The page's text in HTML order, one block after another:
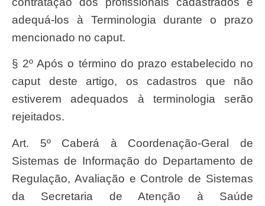
adequá-los à Terminologia durante o prazo
mencionado no caput.
§ 2º Após o término do prazo estabelecido no
caput deste artigo, os cadastros que não
estiverem adequados à terminologia serão
rejeitados.
Art. 5º Caberá à Coordenação-Geral de
Sistemas de Informação do Departamento de
Regulação, Avaliação e Controle de Sistemas
da Secretaria de Atenção à Saúde